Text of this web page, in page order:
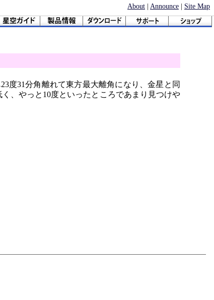
About | Announce | Site Map
度31分角離れて東方最大離角になり、金星と同
、やっと10度といったところであまり見つけや